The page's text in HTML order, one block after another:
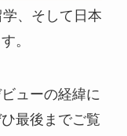
、そして日本
。
ューの経緯に
最後までご覧